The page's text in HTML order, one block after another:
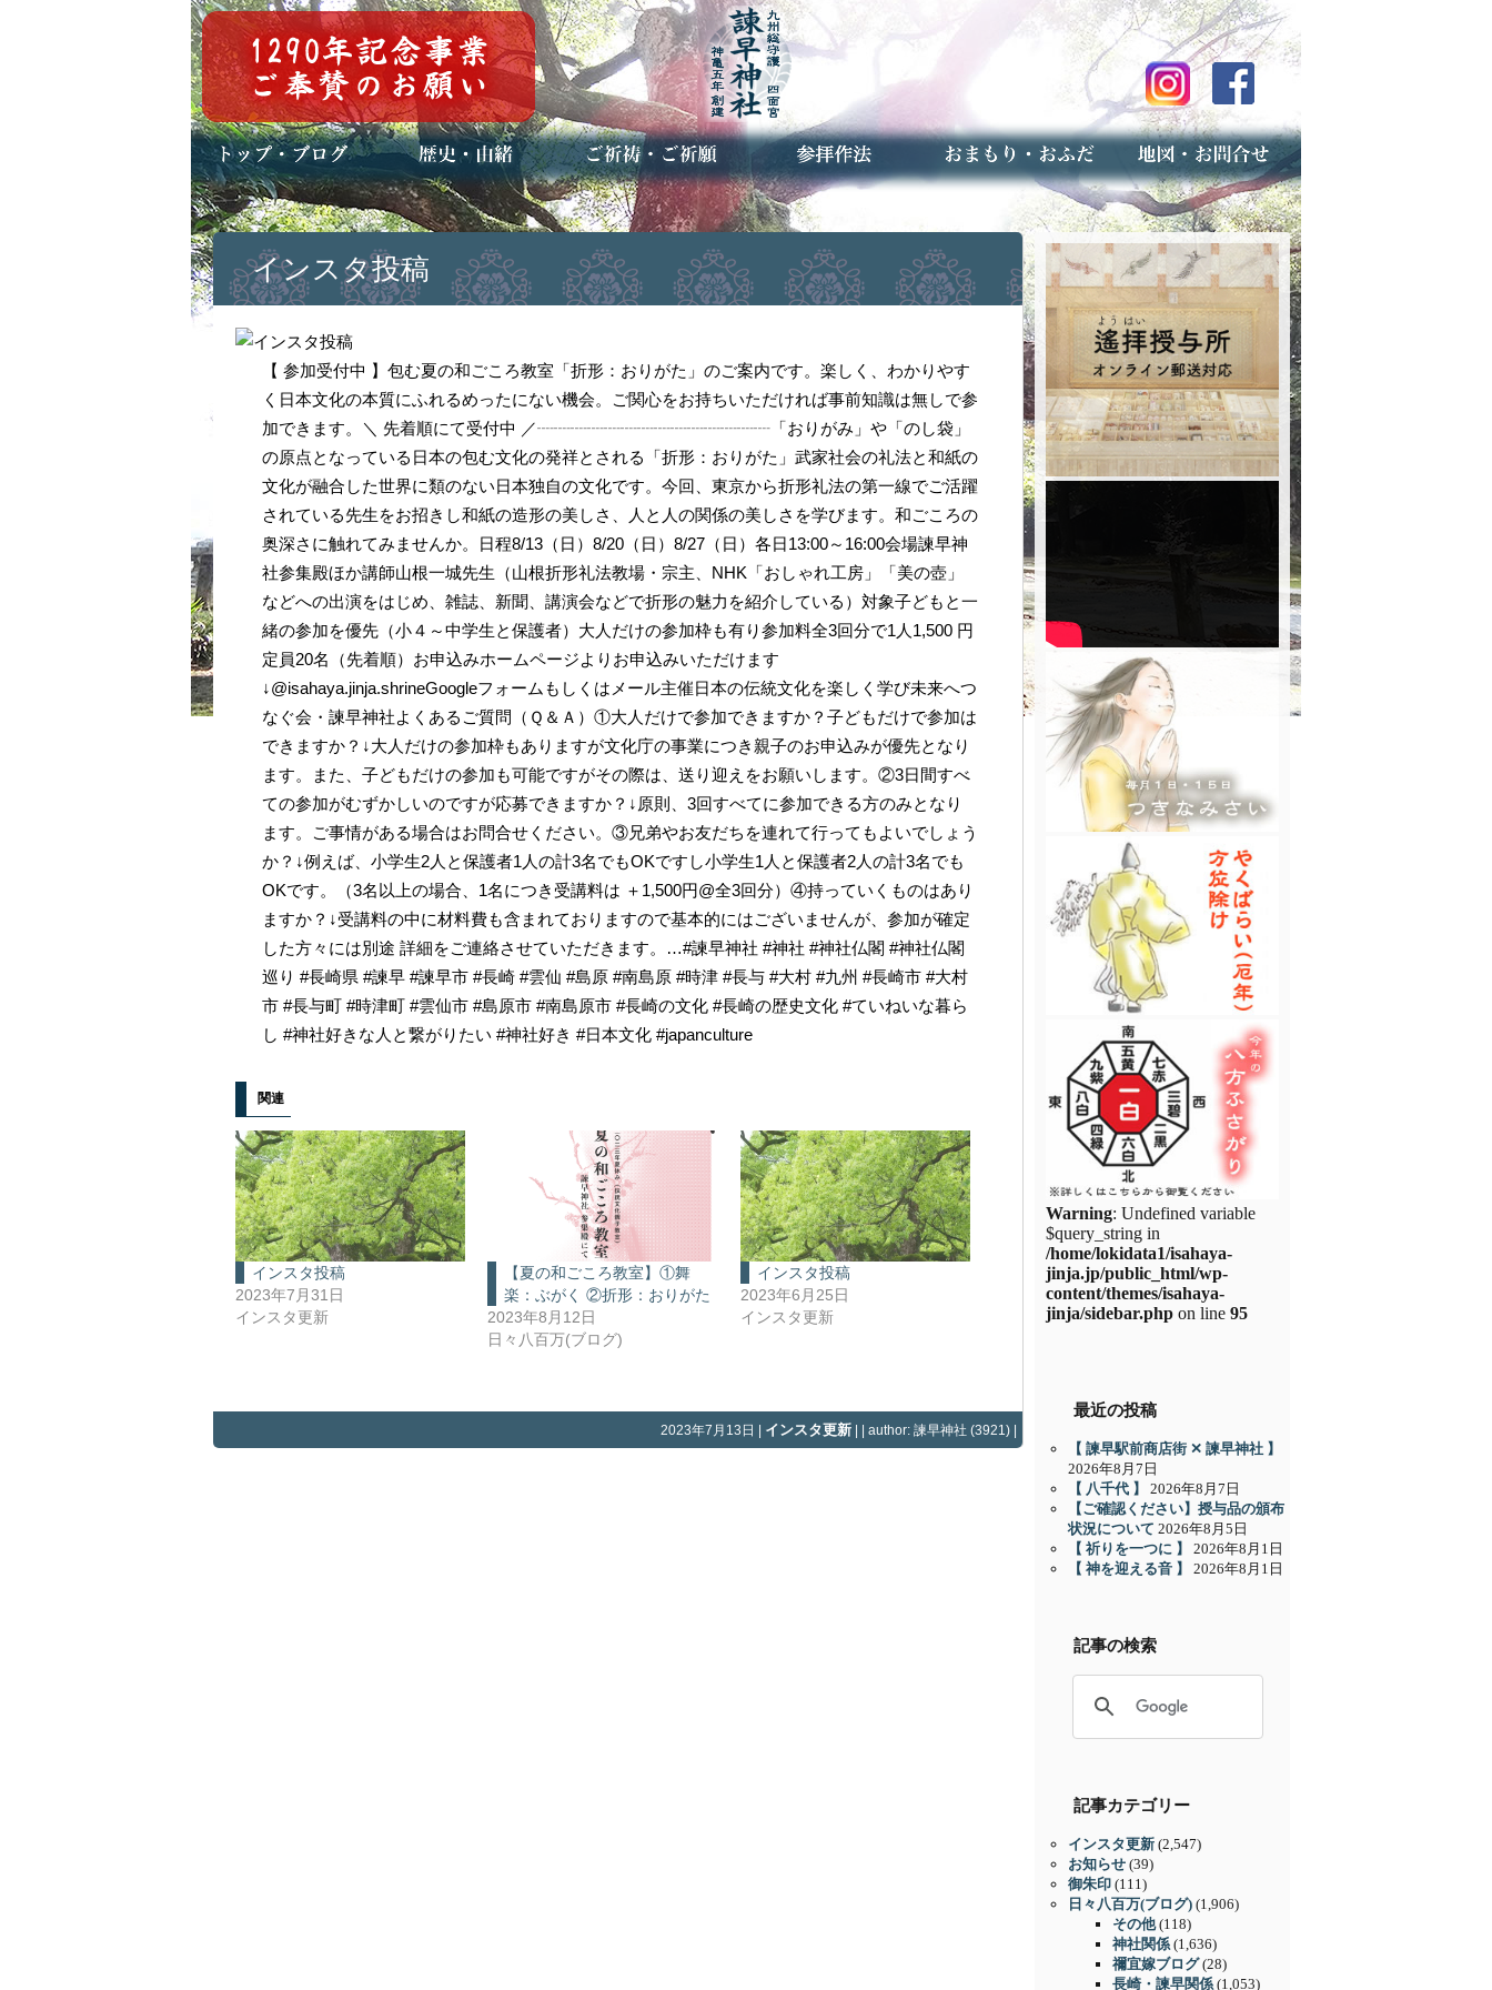
トップページ
ブログ(日々八百万)
お知らせ一覧 歴史・ご祭神
年中行事
メディア掲載 ご祈祷・ご祈願とは
安産祈願
初宮参り
七五三詣
長寿のお祝い
神前結婚式
厄祓い・方位除け
車のお祓い
地鎮祭
神葬祭（神式の葬儀） 神社とは
お参りの作法 授与品のご案内
お焚き上げ（古いお守りのお取り扱い）
アクセスマップ
予約者専用フォーム（事前受付）
インスタ投稿
【 参加受付中 】包む夏の和ごころ教室「折形：おりがた」のご案内です。楽しく、わかりやす
く日本文化の本質にふれるめったにない機会。ご関心をお持ちいただければ事前知識は無しで参
加できます。＼ 先着順にて受付中 ／┈┈┈┈┈┈┈┈┈┈┈┈┈┈「おりがみ」や「のし袋」
の原点となっている日本の包む文化の発祥とされる「折形：おりがた」武家社会の礼法と和紙の
文化が融合した世界に類のない日本独自の文化です。今回、東京から折形礼法の第一線でご活躍
されている先生をお招きし和紙の造形の美しさ、人と人の関係の美しさを学びます。和ごころの
奥深さに触れてみませんか。日程8/13（日）8/20（日）8/27（日）各日13:00～16:00会場諫早神
社参集殿ほか講師山根一城先生（山根折形礼法教場・宗主、NHK「おしゃれ工房」「美の壺」
などへの出演をはじめ、雑誌、新聞、講演会などで折形の魅力を紹介している）対象子どもと一
緒の参加を優先（小４～中学生と保護者）大人だけの参加枠も有り参加料全3回分で1人1,500 円
定員20名（先着順）お申込みホームページよりお申込みいただけます
↓@isahaya.jinja.shrineGoogleフォームもしくはメール主催日本の伝統文化を楽しく学び未来へつ
なぐ会・諫早神社よくあるご質問（Ｑ＆Ａ）①大人だけで参加できますか？子どもだけで参加は
できますか？↓大人だけの参加枠もありますが文化庁の事業につき親子のお申込みが優先となり
ます。また、子どもだけの参加も可能ですがその際は、送り迎えをお願いします。②3日間すべ
ての参加がむずかしいのですが応募できますか？↓原則、3回すべてに参加できる方のみとなり
ます。ご事情がある場合はお問合せください。③兄弟やお友だちを連れて行ってもよいでしょう
か？↓例えば、小学生2人と保護者1人の計3名でもOKですし小学生1人と保護者2人の計3名でも
OKです。（3名以上の場合、1名につき受講料は ＋1,500円@全3回分）④持っていくものはあり
ますか？↓受講料の中に材料費も含まれておりますので基本的にはございませんが、参加が確定
した方々には別途 詳細をご連絡させていただきます。…#諫早神社 #神社 #神社仏閣 #神社仏閣
巡り #長崎県 #諫早 #諫早市 #長崎 #雲仙 #島原 #南島原 #時津 #長与 #大村 #九州 #長崎市 #大村
市 #長与町 #時津町 #雲仙市 #島原市 #南島原市 #長崎の文化 #長崎の歴史文化 #ていねいな暮ら
し #神社好きな人と繋がりたい #神社好き #日本文化 #japanculture
関連
インスタ投稿
2023年7月31日
インスタ更新
【夏の和ごころ教室】①舞
楽：ぶがく ②折形：おりがた
2023年8月12日
日々八百万(ブログ)
インスタ投稿
2023年6月25日
インスタ更新
2023年7月13日 | インスタ更新 | | author: 諫早神社 (3921) |
Warning: Undefined variable
$query_string in
/home/lokidata1/isahaya-
jinja.jp/public_html/wp-
content/themes/isahaya-
jinja/sidebar.php on line 95
最近の投稿
【 諫早駅前商店街 ✕ 諫早神社 】
2026年8月7日
【 八千代 】
2026年8月7日
【ご確認ください】授与品の頒布
状況について 2026年8月5日
【 祈りを一つに 】
2026年8月1日
【 神を迎える音 】
2026年8月1日
記事の検索
記事カテゴリー
インスタ更新 (2,547)
お知らせ (39)
御朱印 (111)
日々八百万(ブログ) (1,906)
その他(118)
神社関係 (1,636)
禰宜嫁ブログ(28)
長崎・諫早関係 (1,053)